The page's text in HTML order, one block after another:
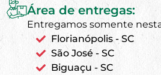
Área de entregas:
Entregamos somente
Florianópolis - SC
São José - SC
Biguaçu - SC